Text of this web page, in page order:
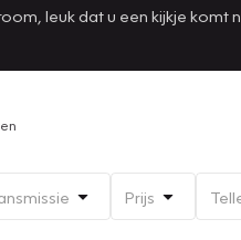
leuk dat u een kijkje komt
Prijs